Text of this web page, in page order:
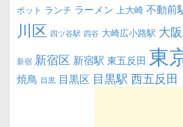
ポット ランチ ラーメン 上大崎 不動前
川区 四ツ谷駅 四谷 大崎広小路駅 大阪
新宿 新宿区 新宿駅 東五反田 東
焼鳥 目黒 目黒区 目黒駅 西五反田